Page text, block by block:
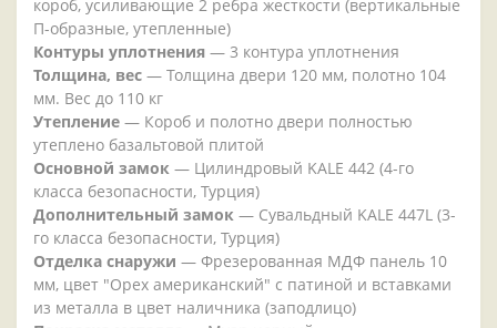
короб, усиливающие 2 ребра жесткости (вертикальные
П-образные, утепленные)
Контуры уплотнения — 3 контура уплотнения
Толщина, вес — Толщина двери 120 мм, полотно 104
мм. Вес до 110 кг
Утепление — Короб и полотно двери полностью
утеплено базальтовой плитой
Основной замок — Цилиндровый KALE 442 (4-го
класса безопасности, Турция)
Дополнительный замок — Сувальдный KALE 447L (3-
го класса безопасности, Турция)
Отделка снаружи — Фрезерованная МДФ панель 10
мм, цвет "Орех американский" с патиной и вставками
из металла в цвет наличника (заподлицо)